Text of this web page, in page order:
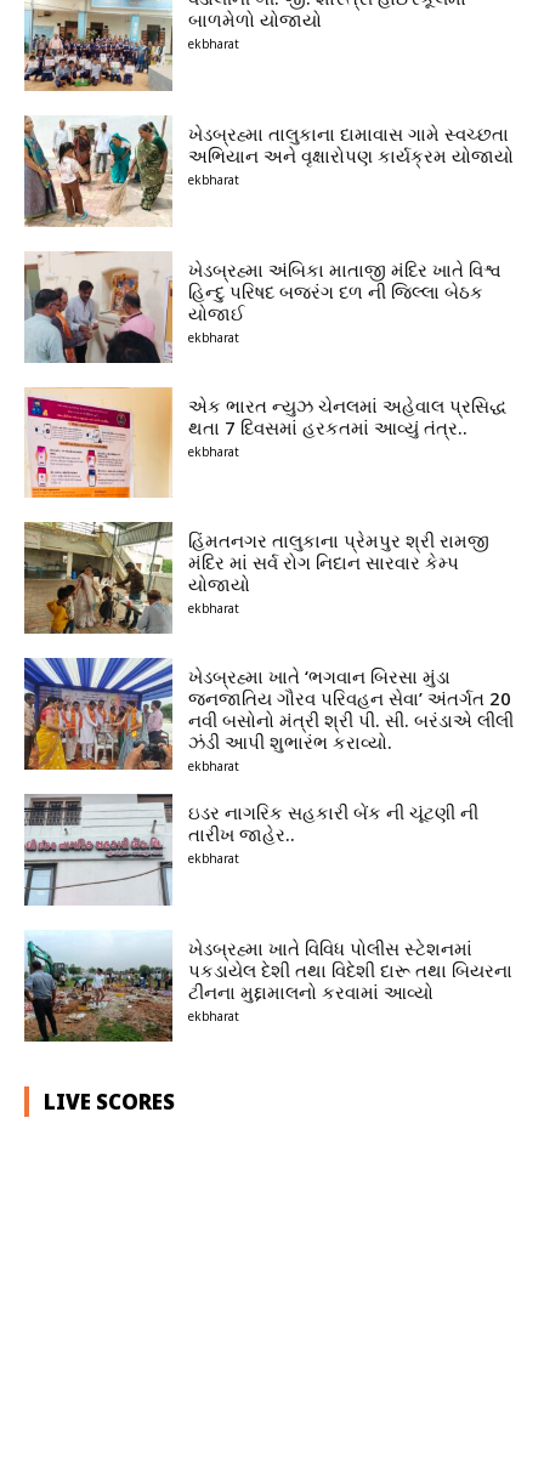
બાળમેળો યોજાયો
ekbharat
ખેડબ્રહ્મા તાલુકાના દામાવાસ ગામે સ્વચ્છતા
અભિયાન અને વૃક્ષારોપણ કાર્યક્રમ યોજાયો
ekbharat
ખેડબ્રહ્મા અંબિકા માતાજી મંદિર ખાતે વિશ્વ
હિન્દુ પરિષદ બજરંગ દળ ની જિલ્લા બેઠક
યોજાઈ
ekbharat
એક ભારત ન્યુઝ ચેનલમાં અહેવાલ પ્રસિદ્ધ
થતા 7 દિવસમાં હરકતમાં આવ્યું તંત્ર..
ekbharat
હિંમતનગર તાલુકાના પ્રેમપુર શ્રી રામજી
મંદિર માં સર્વ રોગ નિદાન સારવાર કેમ્પ
યોજાયો
ekbharat
ખેડબ્રહ્મા ખાતે ‘ભગવાન બિરસા મુંડા
જનજાતિય ગૌરવ પરિવહન સેવા’ અંતર્ગત 20
નવી બસોનો મંત્રી શ્રી પી. સી. બરંડાએ લીલી
ઝંડી આપી શુભારંભ કરાવ્યો.
ekbharat
ઇડર નાગરિક સહકારી બેંક ની ચૂંટણી ની
તારીખ જાહેર..
ekbharat
ખેડબ્રહ્મા ખાતે વિવિધ પોલીસ સ્ટેશનમાં
પકડાયેલ દેશી તથા વિદેશી દારૂ તથા બિયરના
ટીનના મુદ્દામાલનો કરવામાં આવ્યો
ekbharat
LIVE SCORES